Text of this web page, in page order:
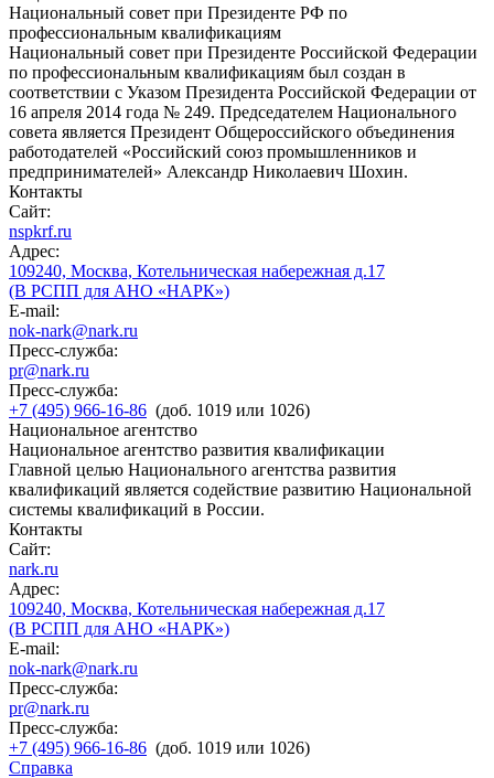
Национальный совет при Президенте РФ по
профессиональным квалификациям
Национальный совет при Президенте Российской Федерации
по профессиональным квалификациям был создан в
соответствии с Указом Президента Российской Федерации от
16 апреля 2014 года № 249. Председателем Национального
совета является Президент Общероссийского объединения
работодателей «Российский союз промышленников и
предпринимателей» Александр Николаевич Шохин.
Контакты
Сайт:
nspkrf.ru
Адрес:
109240, Москва, Котельническая набережная д.17
(В РСПП для АНО «НАРК»)
E-mail:
nok-nark@nark.ru
Пресс-служба:
pr@nark.ru
Пресс-служба:
+7 (495) 966-16-86 (доб. 1019 или 1026)
Национальное агентство
Национальное агентство развития квалификации
Главной целью Национального агентства развития
квалификаций является содействие развитию Национальной
системы квалификаций в России.
Контакты
Сайт:
nark.ru
Адрес:
109240, Москва, Котельническая набережная д.17
(В РСПП для АНО «НАРК»)
E-mail:
nok-nark@nark.ru
Пресс-служба:
pr@nark.ru
Пресс-служба:
+7 (495) 966-16-86 (доб. 1019 или 1026)
Справка